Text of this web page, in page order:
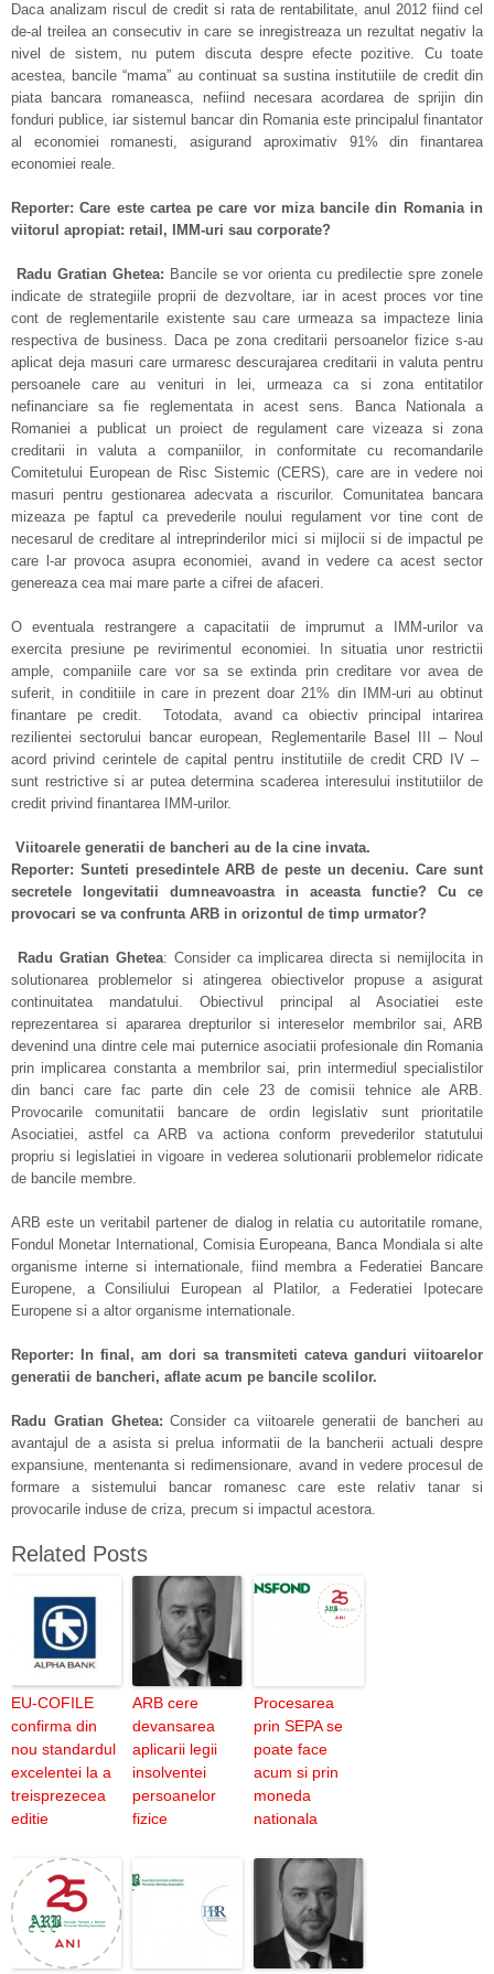
Daca analizam riscul de credit si rata de rentabilitate, anul 2012 fiind cel
de-al treilea an consecutiv in care se inregistreaza un rezultat negativ la
nivel de sistem, nu putem discuta despre efecte pozitive. Cu toate
acestea, bancile “mama” au continuat sa sustina institutiile de credit din
piata bancara romaneasca, nefiind necesara acordarea de sprijin din
fonduri publice, iar sistemul bancar din Romania este principalul finantator
al economiei romanesti, asigurand aproximativ 91% din finantarea
economiei reale.
Reporter: Care este cartea pe care vor miza bancile din Romania in
viitorul apropiat: retail, IMM-uri sau corporate?
Radu Gratian Ghetea: Bancile se vor orienta cu predilectie spre zonele
indicate de strategiile proprii de dezvoltare, iar in acest proces vor tine
cont de reglementarile existente sau care urmeaza sa impacteze linia
respectiva de business. Daca pe zona creditarii persoanelor fizice s-au
aplicat deja masuri care urmaresc descurajarea creditarii in valuta pentru
persoanele care au venituri in lei, urmeaza ca si zona entitatilor
nefinanciare sa fie reglementata in acest sens. Banca Nationala a
Romaniei a publicat un proiect de regulament care vizeaza si zona
creditarii in valuta a companiilor, in conformitate cu recomandarile
Comitetului European de Risc Sistemic (CERS), care are in vedere noi
masuri pentru gestionarea adecvata a riscurilor. Comunitatea bancara
mizeaza pe faptul ca prevederile noului regulament vor tine cont de
necesarul de creditare al intreprinderilor mici si mijlocii si de impactul pe
care l-ar provoca asupra economiei, avand in vedere ca acest sector
genereaza cea mai mare parte a cifrei de afaceri.
O eventuala restrangere a capacitatii de imprumut a IMM-urilor va
exercita presiune pe revirimentul economiei. In situatia unor restrictii
ample, companiile care vor sa se extinda prin creditare vor avea de
suferit, in conditiile in care in prezent doar 21% din IMM-uri au obtinut
finantare pe credit. Totodata, avand ca obiectiv principal intarirea
rezilientei sectorului bancar european, Reglementarile Basel III – Noul
acord privind cerintele de capital pentru institutiile de credit CRD IV –
sunt restrictive si ar putea determina scaderea interesului institutiilor de
credit privind finantarea IMM-urilor.
Viitoarele generatii de bancheri au de la cine invata.
Reporter: Sunteti presedintele ARB de peste un deceniu. Care sunt
secretele longevitatii dumneavoastra in aceasta functie? Cu ce
provocari se va confrunta ARB in orizontul de timp urmator?
Radu Gratian Ghetea: Consider ca implicarea directa si nemijlocita in
solutionarea problemelor si atingerea obiectivelor propuse a asigurat
continuitatea mandatului. Obiectivul principal al Asociatiei este
reprezentarea si apararea drepturilor si intereselor membrilor sai, ARB
devenind una dintre cele mai puternice asociatii profesionale din Romania
prin implicarea constanta a membrilor sai, prin intermediul specialistilor
din banci care fac parte din cele 23 de comisii tehnice ale ARB.
Provocarile comunitatii bancare de ordin legislativ sunt prioritatile
Asociatiei, astfel ca ARB va actiona conform prevederilor statutului
propriu si legislatiei in vigoare in vederea solutionarii problemelor ridicate
de bancile membre.
ARB este un veritabil partener de dialog in relatia cu autoritatile romane,
Fondul Monetar International, Comisia Europeana, Banca Mondiala si alte
organisme interne si internationale, fiind membra a Federatiei Bancare
Europene, a Consiliului European al Platilor, a Federatiei Ipotecare
Europene si a altor organisme internationale.
Reporter: In final, am dori sa transmiteti cateva ganduri viitoarelor
generatii de bancheri, aflate acum pe bancile scolilor.
Radu Gratian Ghetea:Consider ca viitoarele generatii de bancheri au
avantajul de a asista si prelua informatii de la bancherii actuali despre
expansiune, mentenanta si redimensionare, avand in vedere procesul de
formare a sistemului bancar romanesc care este relativ tanar si
provocarile induse de criza, precum si impactul acestora.
Related Posts
EU-COFILE
confirma din
nou standardul
excelentei la a
treisprezecea
editie
ARB cere
devansarea
aplicarii legii
insolventei
persoanelor
fizice
Procesarea
prin SEPA se
poate face
acum si prin
moneda
nationala